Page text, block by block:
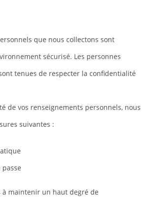
que nous collectons sont
sécurisé. Les personnes
tenues de respecter la confidentialité
de vos renseignements personnels, nous
suivantes :
à maintenir un haut degré de